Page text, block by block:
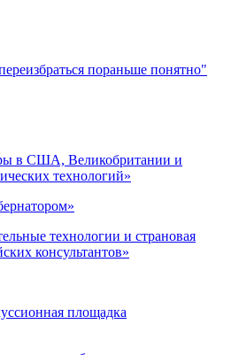
пораньше понятно"
в США, Великобритании и
технологий»
технологии и страновая
консультантов»
площадка